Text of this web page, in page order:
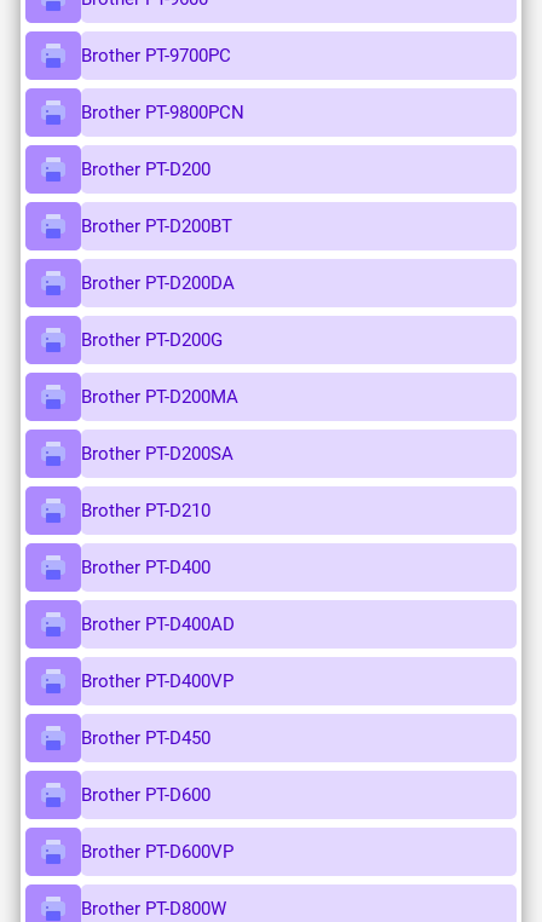
Brother PT-9700PC
Brother PT-9800PCN
Brother PT-D200
Brother PT-D200BT
Brother PT-D200DA
Brother PT-D200G
Brother PT-D200MA
Brother PT-D200SA
Brother PT-D210
Brother PT-D400
Brother PT-D400AD
Brother PT-D400VP
Brother PT-D450
Brother PT-D600
Brother PT-D600VP
Brother PT-D800W